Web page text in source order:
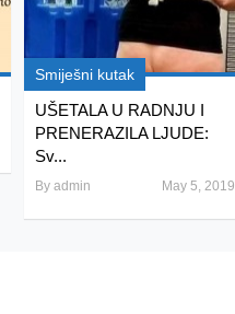
Smiješni kutak
UŠETALA U RADNJU I
PRENERAZILA LJUDE:
Sv...
By admin May 5, 2019